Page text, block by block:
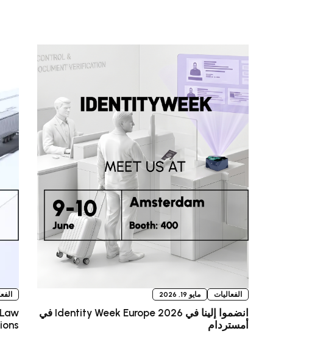
الفعاليات مايو 19, 2026
انضموا إلينا في Identity Week Europe 2026 في
أمستردام